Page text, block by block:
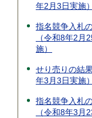
年2月3日実施）
指名競争入札
（令和8年2月
施）
せり売りの結
年3月3日実施）
指名競争入札
（令和8年3月